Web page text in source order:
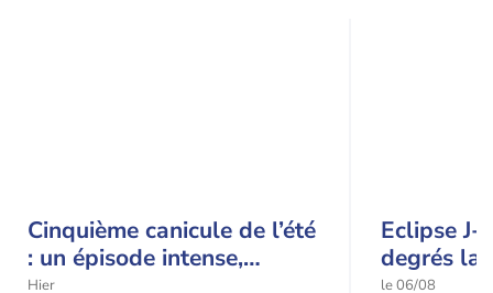
Cinquième canicule de l’été
: un épisode intense,
durable et étendu la
Hier
Eclipse J-
degrés la
t-elle
le 06/08